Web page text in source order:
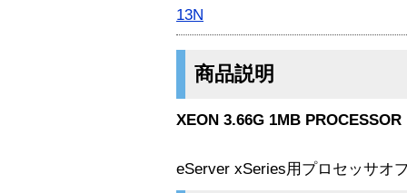
13N
商品説明
XEON 3.66G 1MB PROCESSOR
eServer xSeries用プロセッサオ